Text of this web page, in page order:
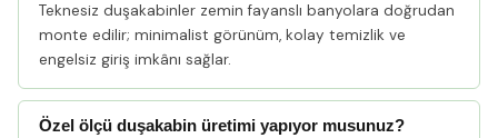
Teknesiz duşakabinler zemin fayanslı banyolara doğrudan
monte edilir; minimalist görünüm, kolay temizlik ve
engelsiz giriş imkânı sağlar.
Özel ölçü duşakabin üretimi yapıyor musunuz?